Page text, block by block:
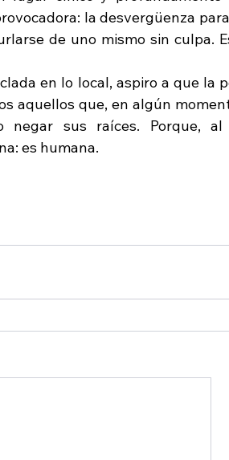
la desvergüenza
de uno mismo sin culpa.
en lo local, aspiro a que la
aquellos que, en algún
negar sus raíces. Porque,
es humana.